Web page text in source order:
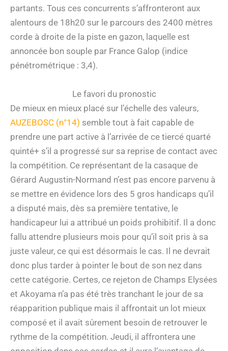
partants. Tous ces concurrents s’affronteront aux
alentours de 18h20 sur le parcours des 2400 mètres
corde à droite de la piste en gazon, laquelle est
annoncée bon souple par France Galop (indice
pénétrométrique : 3,4).
Le favori du pronostic
De mieux en mieux placé sur l’échelle des valeurs,
AUZEBOSC (n°14) semble tout à fait capable de
prendre une part active à l’arrivée de ce tiercé quarté
quinté+ s’il a progressé sur sa reprise de contact avec
la compétition. Ce représentant de la casaque de
Gérard Augustin-Normand n’est pas encore parvenu à
se mettre en évidence lors des 5 gros handicaps qu’il
a disputé mais, dès sa première tentative, le
handicapeur lui a attribué un poids prohibitif. Il a donc
fallu attendre plusieurs mois pour qu’il soit pris à sa
juste valeur, ce qui est désormais le cas. Il ne devrait
donc plus tarder à pointer le bout de son nez dans
cette catégorie. Certes, ce rejeton de Champs Elysées
et Akoyama n’a pas été très tranchant le jour de sa
réapparition publique mais il affrontait un lot mieux
composé et il avait sûrement besoin de retrouver le
rythme de la compétition. Jeudi, il affrontera une